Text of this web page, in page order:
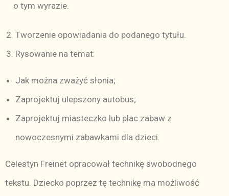
o tym wyrazie.
Tworzenie opowiadania do podanego tytułu.
Rysowanie na temat:
Jak można zważyć słonia;
Zaprojektuj ulepszony autobus;
Zaprojektuj miasteczko lub plac zabaw z
nowoczesnymi zabawkami dla dzieci.
Celestyn Freinet opracował technikę swobodnego
tekstu. Dziecko poprzez tę technikę ma możliwość